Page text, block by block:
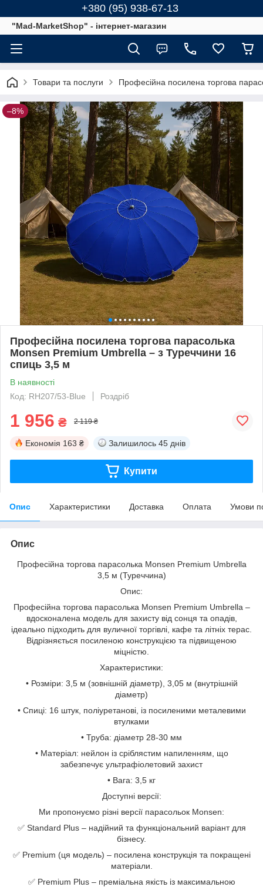
+380 (95) 938-67-13
"Mad-MarketShop" - інтернет-магазин
Товари та послуги Професійна посилена торгова
–8%
Професійна посилена торгова парасолька
Monsen Premium Umbrella – з Туреччини 16
спиць 3,5 м
В наявності
Код: RH207/53-Blue
Роздріб
1 956 ₴ 2 119 ₴
Економія 163 ₴ Залишилось 45 днів
Купити
Опис Характеристики Доставка Оплата Умови
Опис
Професійна торгова парасолька Monsen Premium Umbrella
3,5 м (Туреччина)
Опис:
Професійна торгова парасолька Monsen Premium Umbrella –
вдосконалена модель для захисту від сонця та опадів,
ідеально підходить для вуличної торгівлі, кафе та літніх терас.
Відрізняється посиленою конструкцією та підвищеною
міцністю.
Характеристики:
• Розміри: 3,5 м (зовнішній діаметр), 3,05 м (внутрішній
діаметр)
• Спиці: 16 штук, поліуретанові, із посиленими металевими
втулками
• Труба: діаметр 28-30 мм
• Матеріал: нейлон із сріблястим напиленням, що
забезпечує ультрафіолетовий захист
• Вага: 3,5 кг
Доступні версії:
Ми пропонуємо різні версії парасольок Monsen:
✅ Standard Plus – надійний та функціональний варіант для
бізнесу.
✅ Premium (ця модель) – посилена конструкція та покращені
матеріали.
✅ Premium Plus – преміальна якість із максимальною